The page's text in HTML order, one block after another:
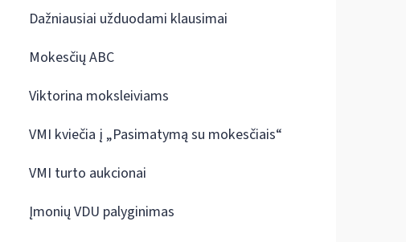
Dažniausiai užduodami klausimai
Mokesčių ABC
Viktorina moksleiviams
VMI kviečia į „Pasimatymą su mokesčiais“
VMI turto aukcionai
Įmonių VDU palyginimas